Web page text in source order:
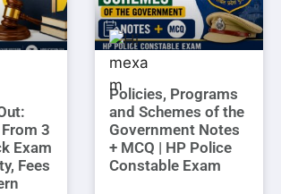
3
Exam
Fees
Policies, Programs
and Schemes of the
Government Notes
+ MCQ | HP Police
Constable Exam